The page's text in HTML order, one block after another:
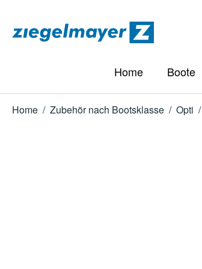
Home Boote
Home / Zubehör nach Bootsklasse / Opti /